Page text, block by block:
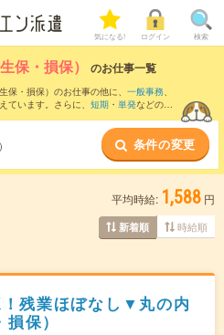
気になる! ログイン 検索
保・損保） のお仕事一覧
・損保）のお仕事の他に、 一般事務、
ています。さらに、 短期 ・ 単発などの期
条件の変更
平均時給: 1,588 円
新着順 時給順
残業ほぼなし▼丸の内
保）